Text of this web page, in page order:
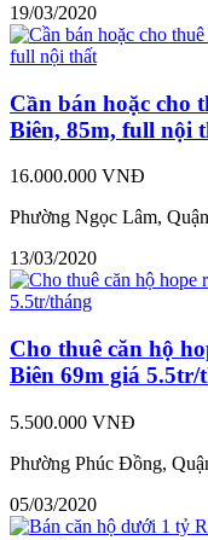
19/03/2020
Cần bán hoặc cho
Biên, 85m, full nội
16.000.000 VNĐ
Phường Ngọc Lâm,
13/03/2020
Cho thuê căn hộ
Biên 69m giá 5.5tr/
5.500.000 VNĐ
Phường Phúc Đồng,
05/03/2020